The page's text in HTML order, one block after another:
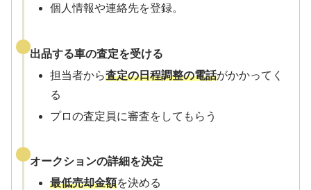
個人情報や連絡先を登録。
出品する車の査定を受ける
担当者から査定の日程調整の電話がかかってく
る
プロの査定員に審査をしてもらう
オークションの詳細を決定
最低売却金額を決める